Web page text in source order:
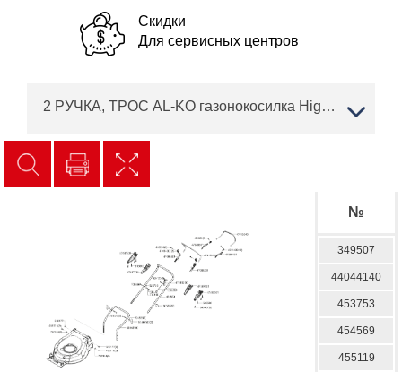
Скидки
Для сервисных центров
2 РУЧКА, ТРОС AL-KO газонокосилка Highline 523 SP Артикул: 119467 с 02/2013 до 05/2013 года
№
349507
44044140
453753
454569
455119